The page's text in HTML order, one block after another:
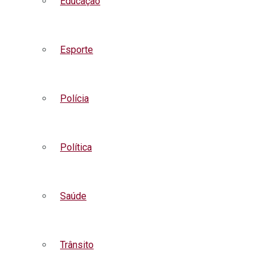
Esporte
Polícia
Política
Saúde
Trânsito